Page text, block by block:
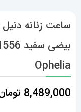
ساعت زنانه
Ophelia
8,489,000